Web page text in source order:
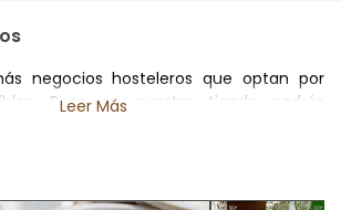
negocios hosteleros que optan por
Pues en nuestra tienda podrás
gracias a estos materiales compostables
Leer Más